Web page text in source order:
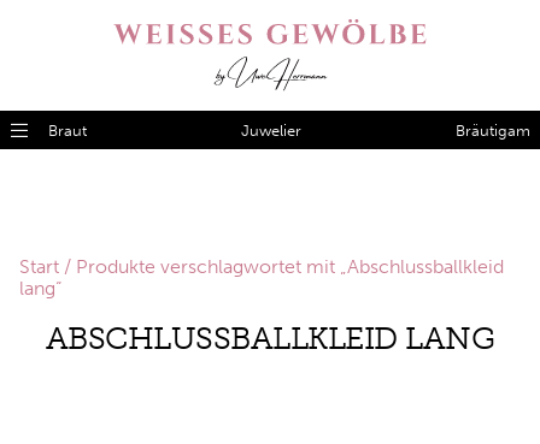
Braut Juwelier Bräutigam
Start / Produkte verschlagwortet mit „Abschlussballkleid
lang“
ABSCHLUSSBALLKLEID LANG